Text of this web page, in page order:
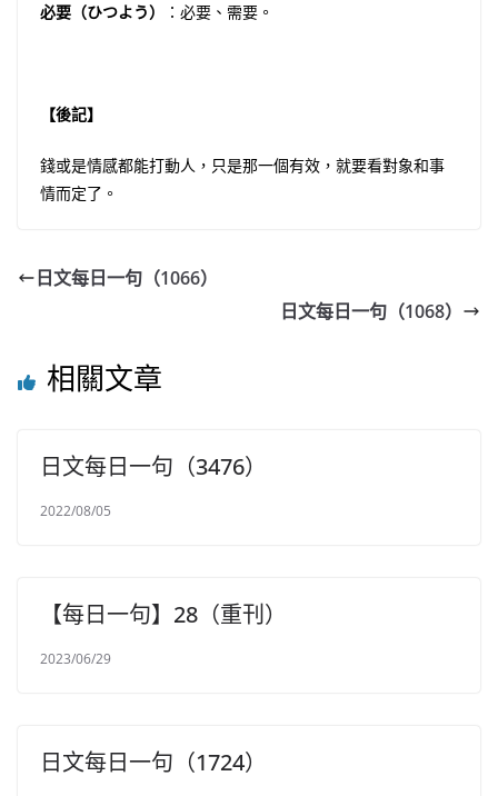
必要（ひつよう）
：必要、需要。
【後記】
錢或是情感都能打動人，只是那一個有效，就要看對象和事
情而定了。
日文每日一句（1066）
日文每日一句（1068）
相關文章
日文每日一句（3476）
2022/08/05
【每日一句】28（重刊）
2023/06/29
日文每日一句（1724）